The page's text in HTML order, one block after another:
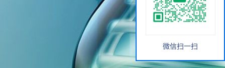
微信扫一扫